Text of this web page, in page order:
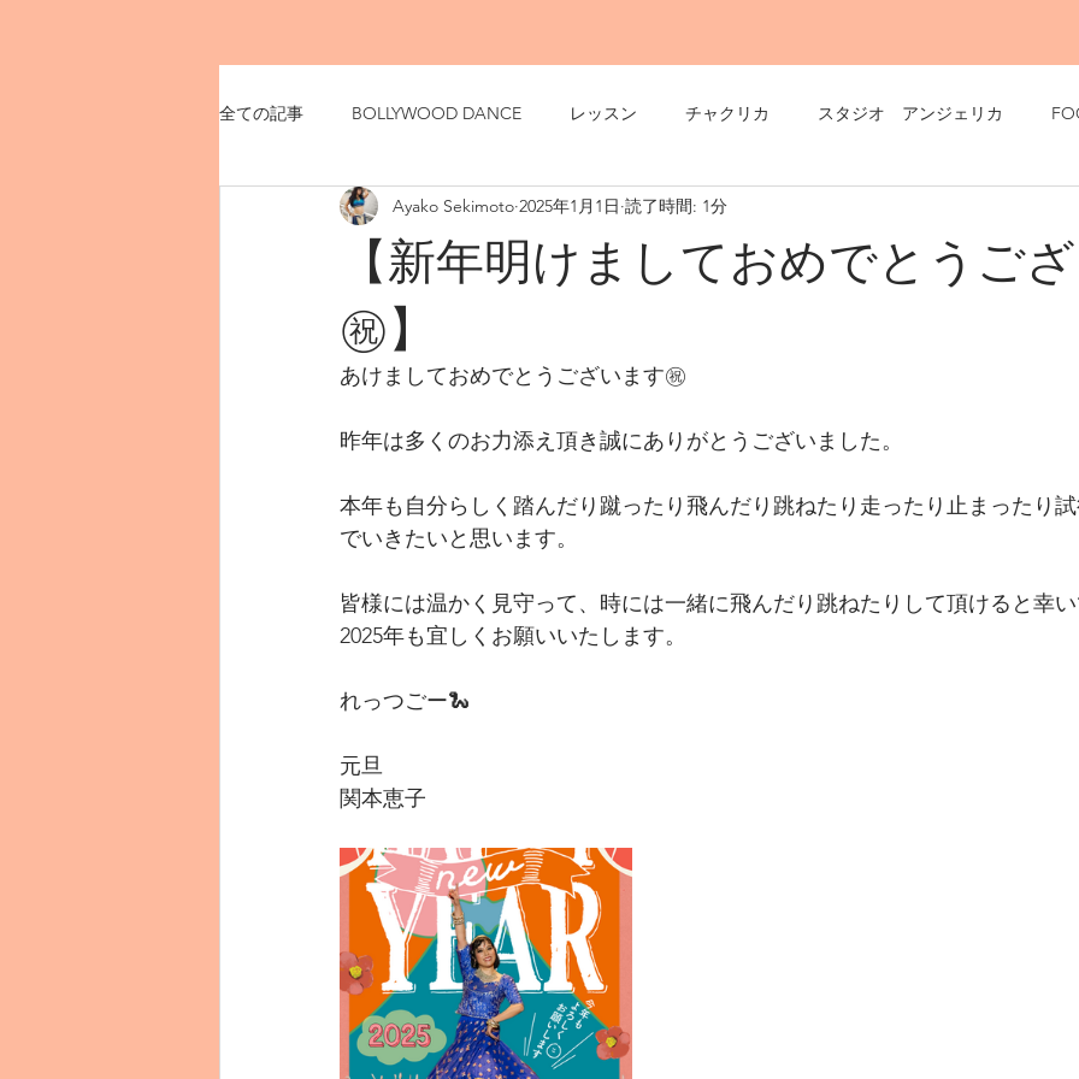
全ての記事 BOLLYWOOD DANCE レッスン チャクリカ スタジオ アンジェリカ
【新年明けましておめでとうご
㊗️】
Ayako Sekimoto 2025年1月1日 読了時間: 1分
あけましておめでとうございます㊗️
昨年は多くのお力添え頂き誠にありがとうございました。
本年も自分らしく踏んだり蹴ったり飛んだり跳ねたり走ったり止まったり
でいきたいと思います。
皆様には温かく見守って、時には一緒に飛んだり跳ねたりして頂けると幸
2025年も宜しくお願いいたします。
れっつごー🐍
元旦
関本恵子